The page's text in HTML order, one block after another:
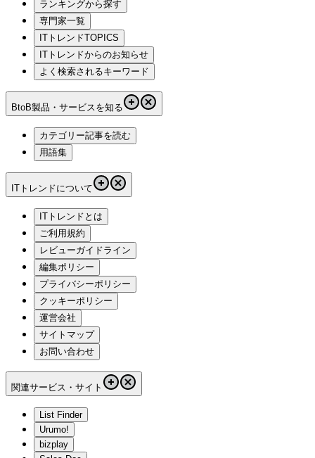
ランキングから探す
専門家一覧
ITトレンドTOPICS
ITトレンドからのお知らせ
よく検索されるキーワード
BtoB製品・サービスを知る
カテゴリー記事を読む
用語集
ITトレンドについて
ITトレンドとは
ご利用規約
レビューガイドライン
編集ポリシー
プライバシーポリシー
クッキーポリシー
運営会社
サイトマップ
お問い合わせ
関連サービス・サイト
List Finder
Urumo!
bizplay